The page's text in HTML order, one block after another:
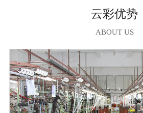
云彩优势
ABOUT US